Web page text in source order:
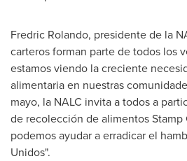
Fredric Rolando, presidente de la
carteros forman parte de todos los
estamos viendo la creciente
alimentaria en nuestras
mayo, la NALC invita a todos a
de recolección de alimentos Stamp
podemos ayudar a erradicar el
Unidos".